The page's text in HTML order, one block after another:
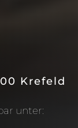
Krefeld
unter: